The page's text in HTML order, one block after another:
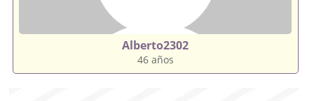
Alberto2302
46 años